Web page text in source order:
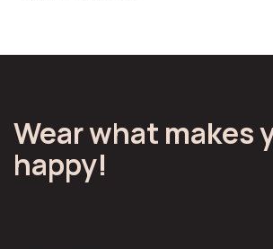
Wear what makes
happy!